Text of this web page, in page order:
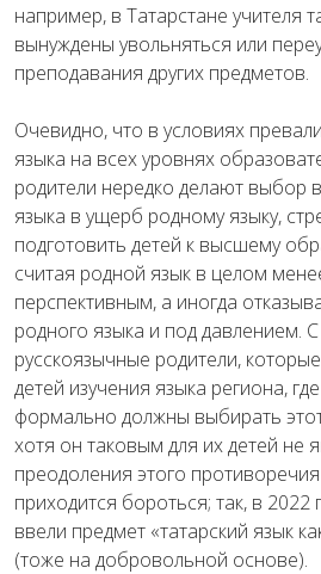
например, в Татарстане учителя
вынуждены увольняться или
преподавания других предметов.
Очевидно, что в условиях
языка на всех уровнях
родители нередко делают выбор
языка в ущерб родному языку,
подготовить детей к высшему
считая родной язык в целом
перспективным, а иногда
родного языка и под давлением.
русскоязычные родители,
детей изучения языка региона,
формально должны выбирать
хотя он таковым для их детей не
преодоления этого
приходится бороться; так, в 2022
ввели предмет «татарский язык
(тоже на добровольной основе).